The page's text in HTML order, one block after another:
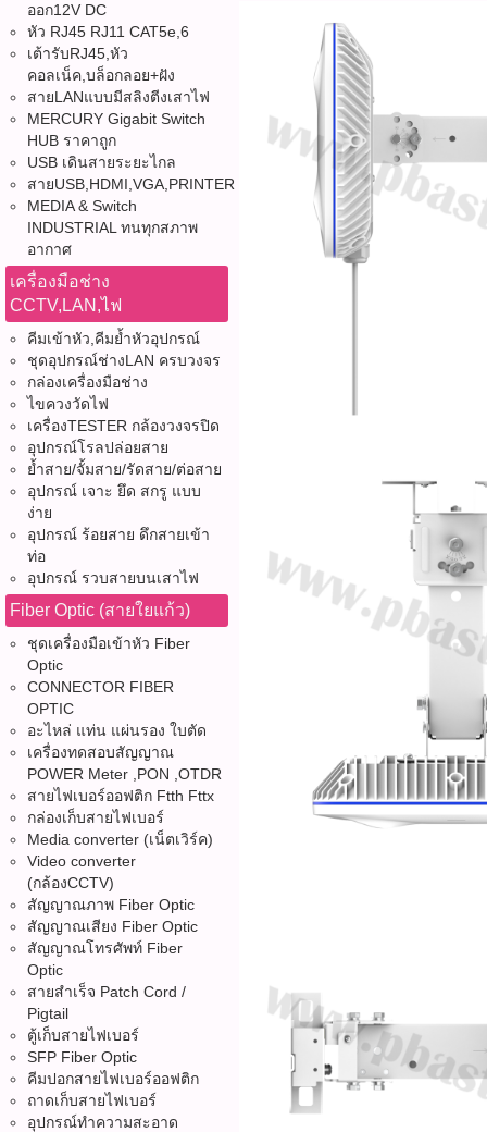
ออก12V DC
หัว RJ45 RJ11 CAT5e,6
เต้ารับRJ45,หัว
คอลเน็ค,บล็อกลอย+ฝัง
สายLANแบบมีสลิงตีงเสาไฟ
MERCURY Gigabit Switch
HUB ราคาถูก
USB เดินสายระยะไกล
สายUSB,HDMI,VGA,PRINTER
MEDIA & Switch
INDUSTRIAL ทนทุกสภาพ
อากาศ
เครื่องมือช่าง
CCTV,LAN,ไฟ
คีมเข้าหัว,คีมย้ำหัวอุปกรณ์
ชุดอุปกรณ์ช่างLAN ครบวงจร
กล่องเครื่องมือช่าง
ไขควงวัดไฟ
เครื่องTESTER กล้องวงจรปิด
อุปกรณ์โรลปล่อยสาย
ย้ำสาย/จั้มสาย/รัดสาย/ต่อสาย
อุปกรณ์ เจาะ ยึด สกรู แบบ
ง่าย
อุปกรณ์ ร้อยสาย ดึกสายเข้า
ท่อ
อุปกรณ์ รวบสายบนเสาไฟ
Fiber Optic (สายใยแก้ว)
ชุดเครื่องมือเข้าหัว Fiber
Optic
CONNECTOR FIBER
OPTIC
อะไหล่ แท่น แผ่นรอง ใบตัด
เครื่องทดสอบสัญญาณ
POWER Meter ,PON ,OTDR
สายไฟเบอร์ออฟติก Ftth Fttx
กล่องเก็บสายไฟเบอร์
Media converter (เน็ตเวิร์ค)
Video converter
(กล้องCCTV)
สัญญาณภาพ Fiber Optic
สัญญาณเสียง Fiber Optic
สัญญาณโทรศัพท์ Fiber
Optic
สายสำเร็จ Patch Cord /
Pigtail
ตู้เก็บสายไฟเบอร์
SFP Fiber Optic
คีมปอกสายไฟเบอร์ออฟติก
ถาดเก็บสายไฟเบอร์
อุปกรณ์ทำความสะอาด